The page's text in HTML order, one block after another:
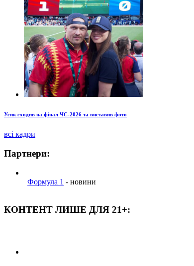
Усик сходив на фінал ЧС-2026 та виставив фото
всі кадри
Партнери:
Формула 1 - новини
КОНТЕНТ ЛИШЕ ДЛЯ 21+: